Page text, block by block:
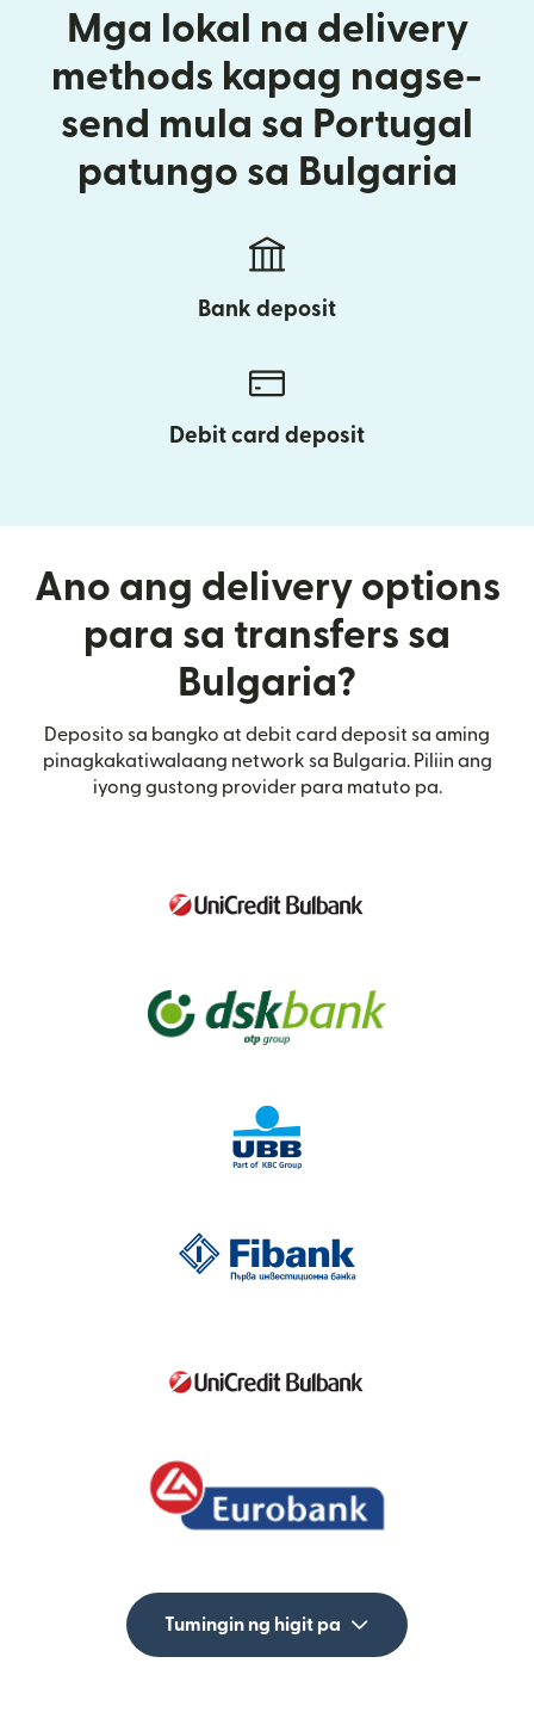
Mga lokal na delivery
methods kapag nagse-
send mula sa Portugal
patungo sa Bulgaria
Bank deposit
Debit card deposit
Ano ang delivery options
para sa transfers sa
Bulgaria?
Deposito sa bangko at debit card deposit sa aming
pinagkakatiwalaang network sa Bulgaria. Piliin ang
iyong gustong provider para matuto pa.
Tumingin ng higit pa